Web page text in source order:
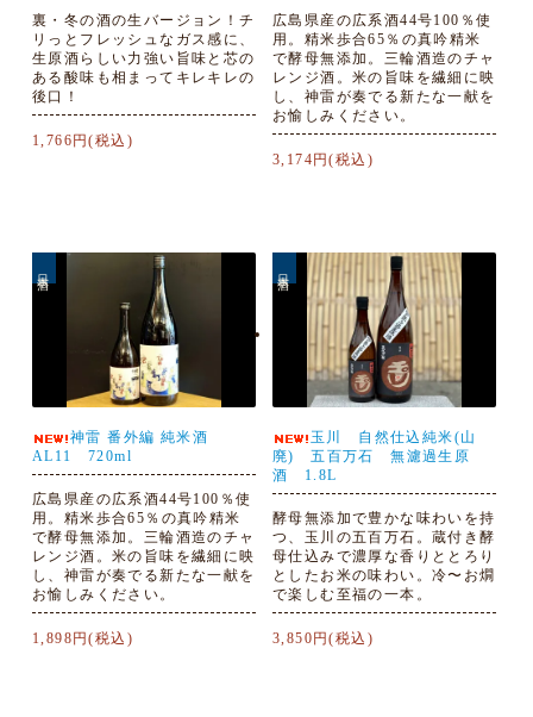
裏・冬の酒の生バージョン！チ
リっとフレッシュなガス感に、
生原酒らしい力強い旨味と芯の
ある酸味も相まってキレキレの
後口！
1,766円(税込)
広島県産の広系酒44号100％使
用。精米歩合65％の真吟精米
で酵母無添加。三輪酒造のチャ
レンジ酒。米の旨味を繊細に映
し、神雷が奏でる新たな一献を
お愉しみください。
3,174円(税込)
神雷 番外編 純米酒
AL11 720ml
広島県産の広系酒44号100％使
用。精米歩合65％の真吟精米
で酵母無添加。三輪酒造のチャ
レンジ酒。米の旨味を繊細に映
し、神雷が奏でる新たな一献を
お愉しみください。
1,898円(税込)
玉川 自然仕込純米(山
廃) 五百万石 無濾過生原
酒 1.8L
酵母無添加で豊かな味わいを持
つ、玉川の五百万石。蔵付き酵
母仕込みで濃厚な香りととろり
としたお米の味わい。冷〜お燗
で楽しむ至福の一本。
3,850円(税込)